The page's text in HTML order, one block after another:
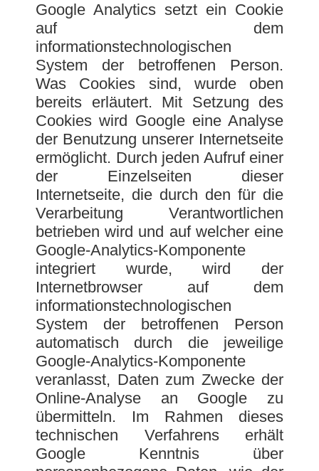
Google Analytics setzt ein Cookie
auf dem
informationstechnologischen
System der betroffenen Person.
Was Cookies sind, wurde oben
bereits erläutert. Mit Setzung des
Cookies wird Google eine Analyse
der Benutzung unserer Internetseite
ermöglicht. Durch jeden Aufruf einer
der Einzelseiten dieser
Internetseite, die durch den für die
Verarbeitung Verantwortlichen
betrieben wird und auf welcher eine
Google-Analytics-Komponente
integriert wurde, wird der
Internetbrowser auf dem
informationstechnologischen
System der betroffenen Person
automatisch durch die jeweilige
Google-Analytics-Komponente
veranlasst, Daten zum Zwecke der
Online-Analyse an Google zu
übermitteln. Im Rahmen dieses
technischen Verfahrens erhält
Google Kenntnis über